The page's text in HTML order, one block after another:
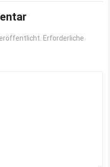
Erforderliche